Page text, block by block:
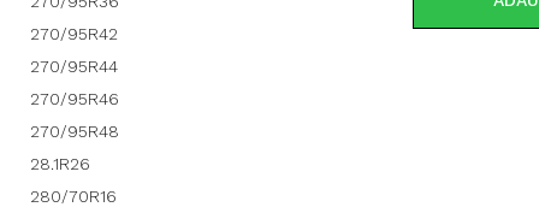
270/95R42
270/95R44
270/95R46
270/95R48
28.1R26
280/70R16